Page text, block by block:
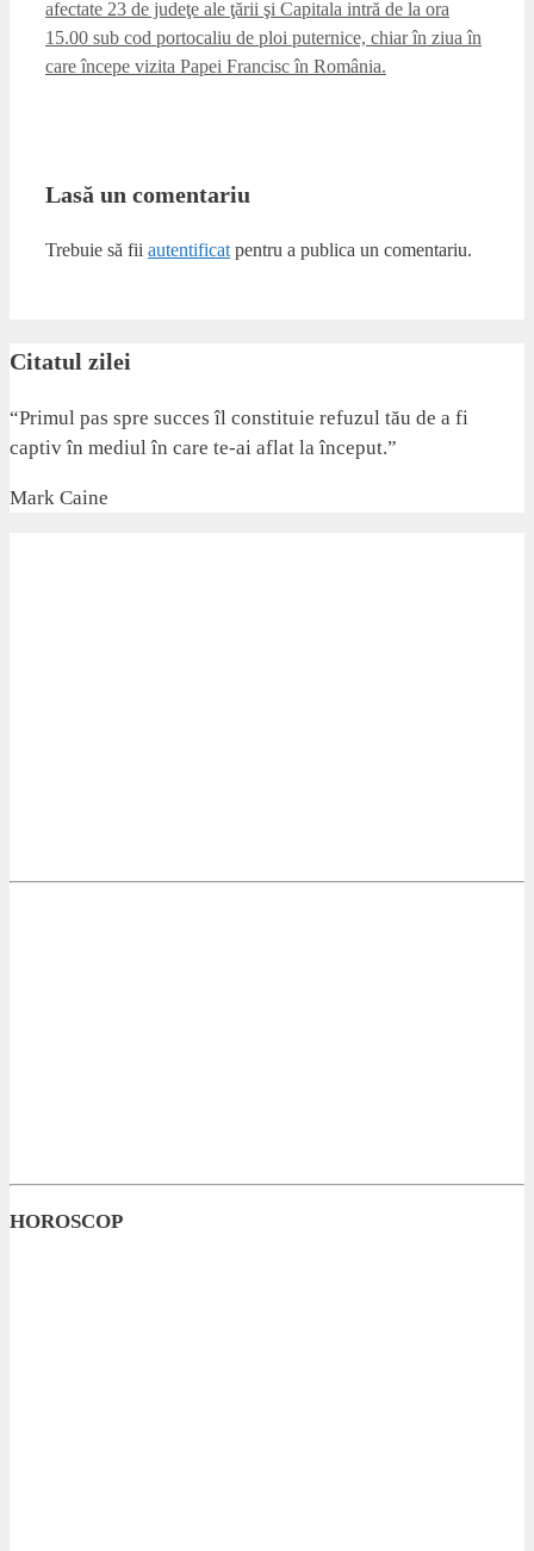
afectate 23 de judeţe ale ţării şi Capitala intră de la ora
15.00 sub cod portocaliu de ploi puternice, chiar în ziua în
care începe vizita Papei Francisc în România.
Lasă un comentariu
Trebuie să fii autentificat pentru a publica un comentariu.
Citatul zilei
“Primul pas spre succes îl constituie refuzul tău de a fi
captiv în mediul în care te-ai aflat la început.”
Mark Caine
HOROSCOP